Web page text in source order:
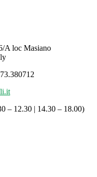
A loc Masiano
– 12.30 | 14.30 – 18.00)